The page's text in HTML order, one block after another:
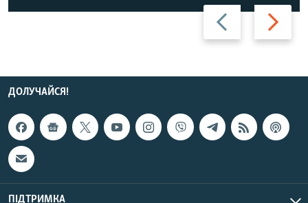
Назад Вперед
ДОЛУЧАЙСЯ!
ПІДТРИМКА